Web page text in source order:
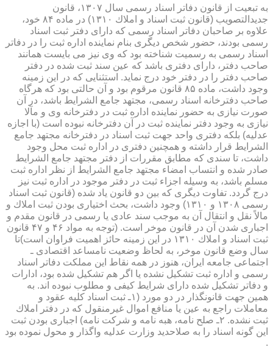
به تبعیت از قانون دفاتر اسناد رسمی سال ۱۳۰۷، قانون
جدیدالتصویب (قانون ثبت اسناد و املاك ۱۳۱۰) در ماده ۸۴ خود،
علاوه بر صاحبان دفاتر اسناد رسمی كه دارای دفتر ثبت اسناد
رسمی بودند، حضور شخص دیگری بنام نماینده اداره ثبت را در دفاتر
اسناد رسمی به رسمیت شناخته بود كه وی نیز می بایست همانند
صاحب دفتر، دارای دفتری باشد كه عین سند ثبت شده در دفتر
صاحب دفتر را در دفتر خود درج نماید. استثنایی كه در این زمینه
وجود داشت، ماده ۸۵ قانون مرقوم بود و آن حالتی بود كه هرگاه
صاحب دفترخانه اسناد رسمی، مجتهد جامع الشرایط باشد، در آن
صورت نیازی به حضور نماینده اداره ثبت در دفترخانه وی و مآلا
نیازی به وجود دفتر نماینده ثبت در آن دفترخانه نبوده است (با اجازه
عدلیه) بلكه دفتری واحد جهت ثبت اسناد در دفترخانه مجتهد جامع
الشرایط قرار داشته و همچنین دفتری در اداره ثبت محل وجود
داشت، تا سندی كه مطابق مقررات از دفتر مجتهد جامع الشرایط
صادر شده و انتساب امضاء مجتهد جامع الشرایط از نظر اداره ثبت
مسلم باشد، به وسیله اجزاء ثبت در دفتر موجود در اداره ثبت نیز
درج گردد. تفاوت دیگری كه بین دو قانون یاد شده (قانون ثبت اسناد
رسمی ۱۳۰۸ و ۱۳۱۰) وجود داشت، بحث اختیاری بودن ثبت املاك و
مالاً نقل و انتقال آن به موجب سند عادی یا رسمی در قانون مقدم و
اجباری شدن آن در قانون موخر است. (توجه به مواد ۴۶ و ۴۷ قانون
ثبت اسناد و املاك ۱۳۱۰ در این زمینه حائز اهمیت فراوان است)تا
سال وضع قانون موخر، به لحاظ وضعیت نامساعد اقتصادی ـ
اجتماعی جامعه ایران، هنوز در همه نقاط این مملكت دفاتر اسناد
رسمی و اداره ثبت تشكیل نشده یا اگر هم تشكیل شده بود، ادارات
و دفاتر تشكیل شده دارای شرایط كیفی و مطلوب نبوده اند. به
همین جهت قانونگذار در دو مورد (۱ـ ثبت اسناد كلیه عقود و
معاملات راجع به عین یا منافع اموال غیرمنقول كه در دفتر املاك
ثبت نشده. ۲ـ صلح نامه، هبه نامه و شركت نامه) اجباری بودن ثبت
این گونه اسناد را به صلاحدید وزارت عدلیه واگذار و محول نموده بود
.